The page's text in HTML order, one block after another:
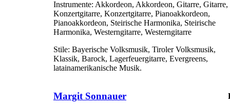
Instrumente: Akkordeon, Akkordeon, Gitarre, Gitarre,
Konzertgitarre, Konzertgitarre, Pianoakkordeon,
Pianoakkordeon, Steirische Harmonika, Steirische
Harmonika, Westerngitarre, Westerngitarre
Stile: Bayerische Volksmusik, Tiroler Volksmusik,
Klassik, Barock, Lagerfeuergitarre, Evergreens,
latainamerikanische Musik.
Margit Sonnauer